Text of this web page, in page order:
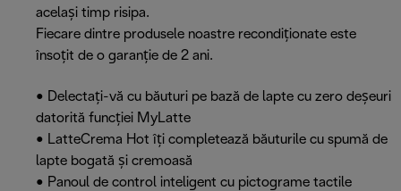
același timp risipa.
Fiecare dintre produsele noastre recondiționate este
însoțit de o garanție de 2 ani.
• Delectați-vă cu băuturi pe bază de lapte cu zero deșeuri
datorită funcției MyLatte
• LatteCrema Hot îți completează băuturile cu spumă de
lapte bogată și cremoasă
• Panoul de control inteligent cu pictograme tactile